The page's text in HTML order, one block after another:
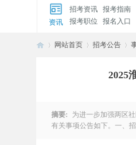
面授课程 招考公告
时政热点 视频课堂
资讯
招考资讯
报考指南
报考职位
报名入口
网站首页 招考公告
2025
摘要: 为进一步加强两区
有关事项公告如下。一、